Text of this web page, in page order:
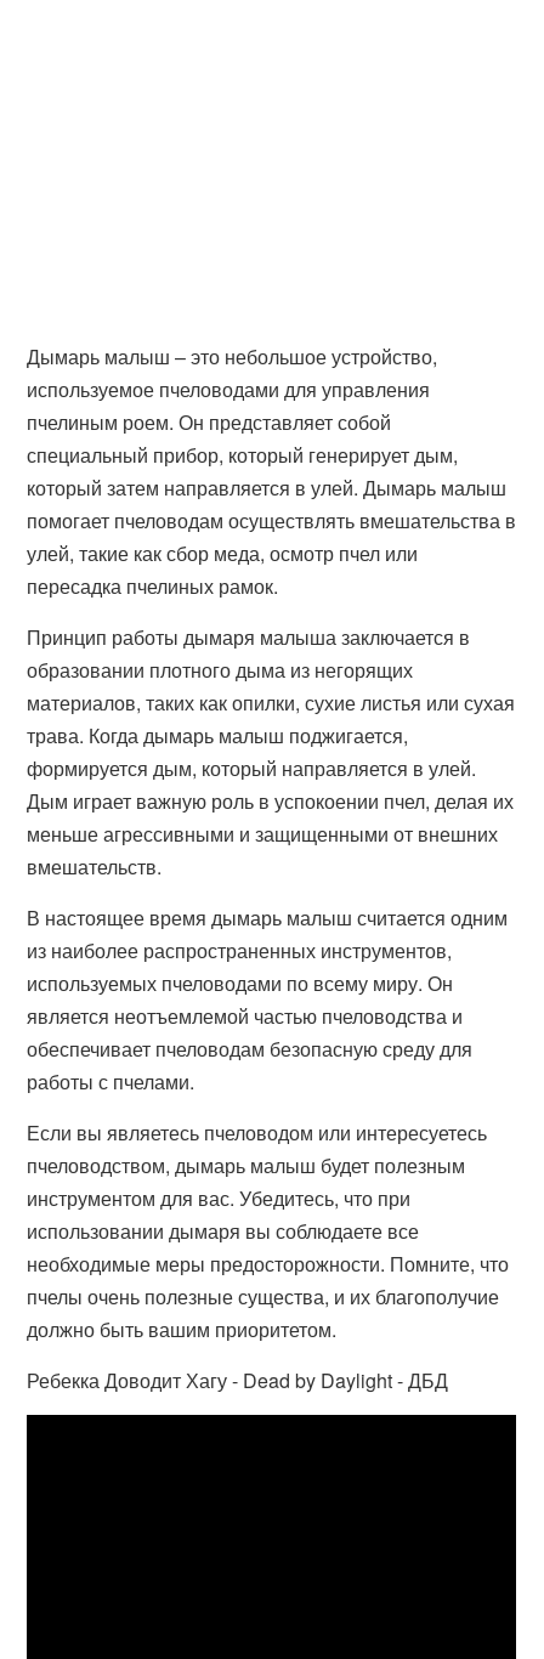
Дымарь малыш – это небольшое устройство,
используемое пчеловодами для управления
пчелиным роем. Он представляет собой
специальный прибор, который генерирует дым,
который затем направляется в улей. Дымарь малыш
помогает пчеловодам осуществлять вмешательства в
улей, такие как сбор меда, осмотр пчел или
пересадка пчелиных рамок.
Принцип работы дымаря малыша заключается в
образовании плотного дыма из негорящих
материалов, таких как опилки, сухие листья или сухая
трава. Когда дымарь малыш поджигается,
формируется дым, который направляется в улей.
Дым играет важную роль в успокоении пчел, делая их
меньше агрессивными и защищенными от внешних
вмешательств.
В настоящее время дымарь малыш считается одним
из наиболее распространенных инструментов,
используемых пчеловодами по всему миру. Он
является неотъемлемой частью пчеловодства и
обеспечивает пчеловодам безопасную среду для
работы с пчелами.
Если вы являетесь пчеловодом или интересуетесь
пчеловодством, дымарь малыш будет полезным
инструментом для вас. Убедитесь, что при
использовании дымаря вы соблюдаете все
необходимые меры предосторожности. Помните, что
пчелы очень полезные существа, и их благополучие
должно быть вашим приоритетом.
Ребекка Доводит Хагу - Dead by Daylight - ДБД